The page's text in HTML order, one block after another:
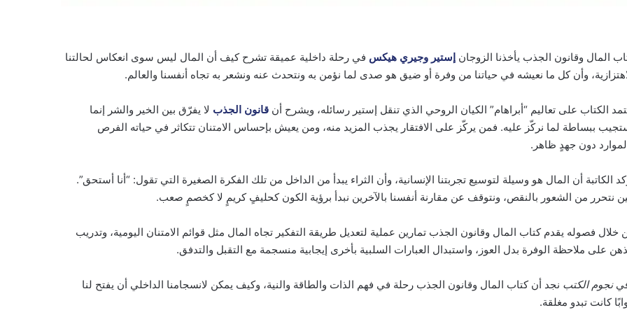
المال وقانون الجذب يأخذنا الزوجان إستير وجيري هيكس في رحلة داخلية عميقة تشرح كيف أن المال ليس سوى انعكاس لحالتنا
وأن كل ما نعيشه في حياتنا من وفرة أو ضيق هو صدى لما نؤمن به ونتحدث عنه ونشعر به تجاه أنفسنا والعالم.
الكتاب على تعاليم “أبراهام” الكيان الروحي الذي تنقل إستير رسائله، ويشرح أن قانون الجذب لا يفرّق بين الخير والشر إنما
ببساطة لما نركّز عليه. فمن يركّز على الافتقار يجذب المزيد منه، ومن يعيش بإحساس الامتنان تتكاثر في حياته الفرص
دون جهدٍ ظاهر.
الكاتبة أن المال هو وسيلة لتوسيع تجربتنا الإنسانية، وأن الثراء يبدأ من الداخل من تلك الفكرة الصغيرة التي تقول: “أنا أستحق”.
نتحرر من الشعور بالنقص، ونتوقف عن مقارنة أنفسنا بالآخرين نبدأ برؤية الكون كحليفٍ كريمٍ لا كخصمٍ صعب.
خلال فصوله يقدم كتاب المال وقانون الجذب تمارين عملية لتعديل طريقة التفكير تجاه المال مثل قوائم الامتنان اليومية، وتدريب
على ملاحظة الوفرة بدل العوز، واستبدال العبارات السلبية بأخرى إيجابية منسجمة مع التقبل والتدفق.
نجوم الكتب نجد أن كتاب المال وقانون الجذب رحلة في فهم الذات والطاقة والنية، وكيف يمكن لانسجامنا الداخلي أن يفتح لنا
كانت تبدو مغلقة.